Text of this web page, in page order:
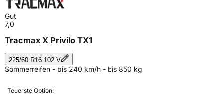
Gut
7,0
Tracmax X Privilo TX1
225/60 R16 102 V
Sommerreifen - bis 240 km/h - bis 850 kg
Teuerste Option: